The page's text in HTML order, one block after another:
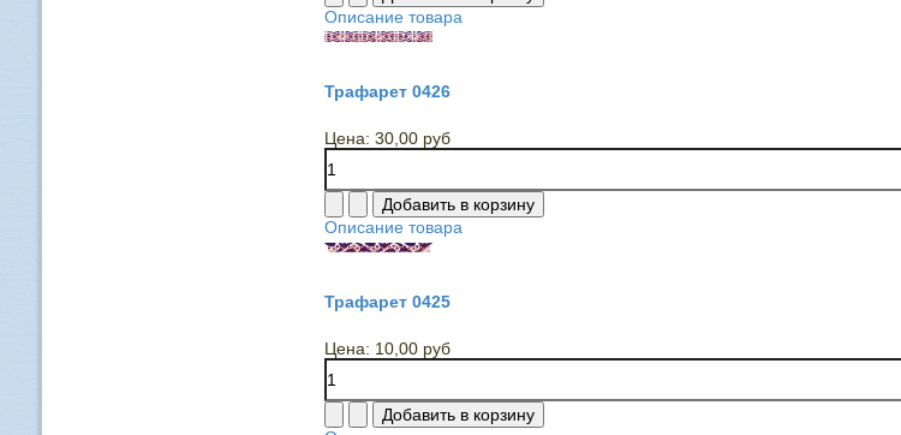
Описание товара
Трафарет 0426
Цена: 30,00 руб
Описание товара
Трафарет 0425
Цена: 10,00 руб